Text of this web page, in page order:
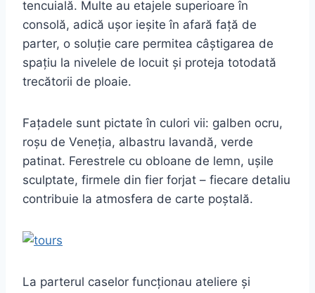
tencuială. Multe au etajele superioare în
consolă, adică ușor ieșite în afară față de
parter, o soluție care permitea câștigarea de
spațiu la nivelele de locuit și proteja totodată
trecătorii de ploaie.
Fațadele sunt pictate în culori vii: galben ocru,
roșu de Veneția, albastru lavandă, verde
patinat. Ferestrele cu obloane de lemn, ușile
sculptate, firmele din fier forjat – fiecare detaliu
contribuie la atmosfera de carte poștală.
La parterul caselor funcționau ateliere și